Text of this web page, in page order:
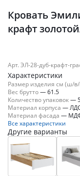
Кровать
крафт
Арт. ЭЛ-28-дуб-крафт-
Характеристики
Размер изделия см (ш/в/
Вес брутто—61.5
Количество упаковок—
Материал корпуса —
Материал фасада —
Все характеристики
Другие варианты